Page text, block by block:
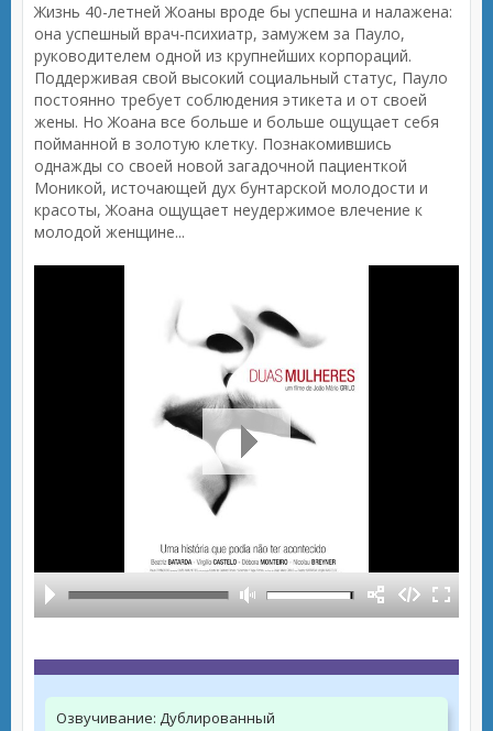
Жизнь 40-летней Жоаны вроде бы успешна и налажена:
она успешный врач-психиатр, замужем за Пауло,
руководителем одной из крупнейших корпораций.
Поддерживая свой высокий социальный статус, Пауло
постоянно требует соблюдения этикета и от своей
жены. Но Жоана все больше и больше ощущает себя
пойманной в золотую клетку. Познакомившись
однажды со своей новой загадочной пациенткой
Моникой, источающей дух бунтарской молодости и
красоты, Жоана ощущает неудержимое влечение к
молодой женщине...
Озвучивание: Дублированный